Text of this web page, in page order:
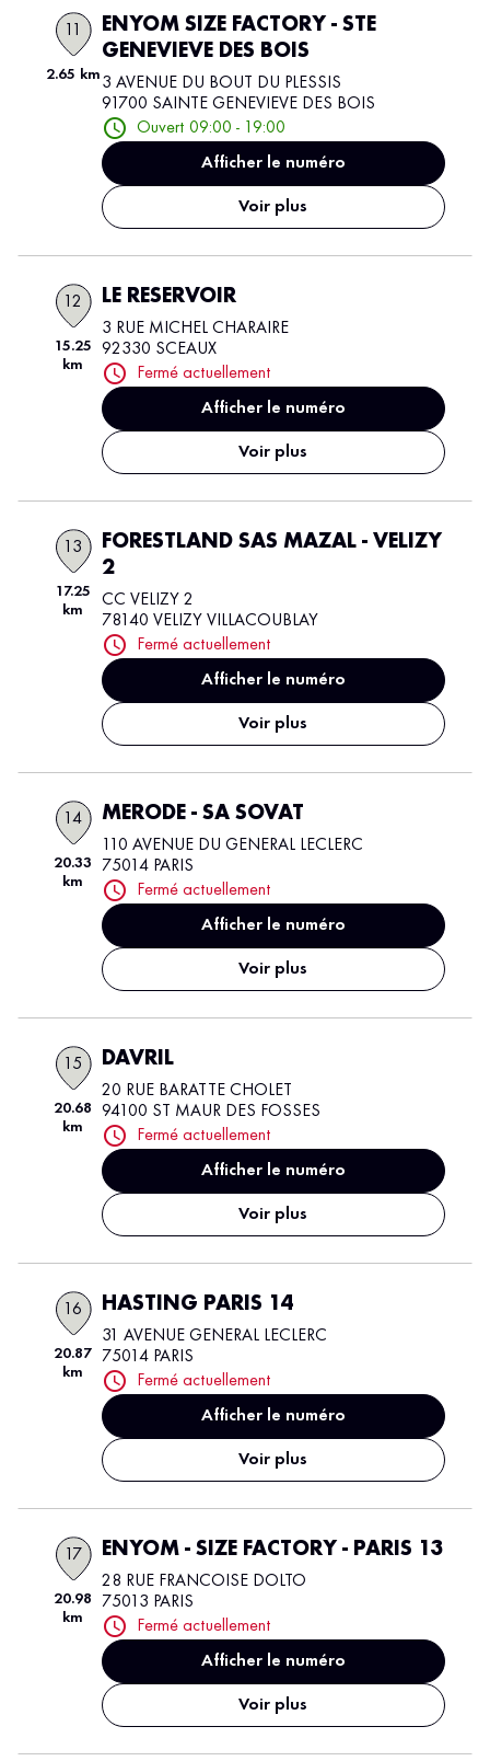
2.65 km
ENYOM SIZE FACTORY - STE
GENEVIEVE DES BOIS
3 AVENUE DU BOUT DU PLESSIS
91700 SAINTE GENEVIEVE DES BOIS
Ouvert 09:00 - 19:00
Afficher le numéro
Voir plus
12
15.25
km
LE RESERVOIR
3 RUE MICHEL CHARAIRE
92330 SCEAUX
Fermé actuellement
Afficher le numéro
Voir plus
13
17.25
km
FORESTLAND SAS MAZAL - VELIZY
2
CC VELIZY 2
78140 VELIZY VILLACOUBLAY
Fermé actuellement
Afficher le numéro
Voir plus
14
20.33
km
MERODE - SA SOVAT
110 AVENUE DU GENERAL LECLERC
75014 PARIS
Fermé actuellement
Afficher le numéro
Voir plus
15
20.68
km
DAVRIL
20 RUE BARATTE CHOLET
94100 ST MAUR DES FOSSES
Fermé actuellement
Afficher le numéro
Voir plus
16
20.87
km
HASTING PARIS 14
31 AVENUE GENERAL LECLERC
75014 PARIS
Fermé actuellement
Afficher le numéro
Voir plus
17
20.98
km
ENYOM - SIZE FACTORY - PARIS 13
28 RUE FRANCOISE DOLTO
75013 PARIS
Fermé actuellement
Afficher le numéro
Voir plus